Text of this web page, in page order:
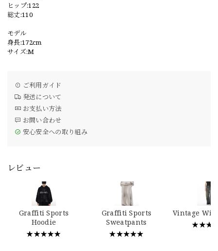
ヒップ:122
総丈:110
モデル
身長:172cm
サイズ:M
ご利用ガイド
発送について
お支払い方法
お問い合わせ
安心安全への取り組み
レビュー
Graffiti Sports
Hoodie
★★★★★
Graffiti Sports
Sweatpants
★★★★★
Vintage